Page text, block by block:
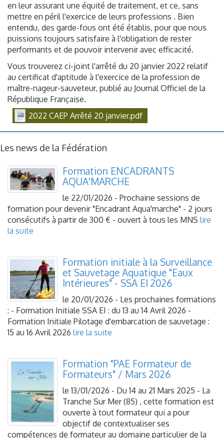
en leur assurant une équité de traitement, et ce, sans
mettre en péril l'exercice de leurs professions . Bien
entendu, des garde-fous ont été établis, pour que nous
puissions toujours satisfaire à l'obligation de rester
performants et de pouvoir intervenir avec efficacité.
Vous trouverez ci-joint l'arrêté du 20 janvier 2022 relatif
au certificat d'aptitude à l'exercice de la profession de
maître-nageur-sauveteur, publié au Journal Officiel de la
République Française.
2022 CAEP Arrêté 20 janvier.pdf
Les news de la Fédération
Formation ENCADRANTS
AQUA'MARCHE
le 22/01/2026 - Prochaine sessions de
formation pour devenir "Encadrant Aqua'marche" - 2 jours
consécutifs à partir de 300 € - ouvert à tous les MNS lire
la suite
Formation initiale à la Surveillance
et Sauvetage Aquatique "Eaux
Intérieures" - SSA EI 2026
le 20/01/2026 - Les prochaines formations
: - Formation Initiale SSA EI : du 13 au 14 Avril 2026 -
Formation Initiale Pilotage d'embarcation de sauvetage :
15 au 16 Avril 2026 lire la suite
Formation "PAE Formateur de
Formateurs" / Mars 2026
le 13/01/2026 - Du 14 au 21 Mars 2025 - La
Tranche Sur Mer (85) , cette formation est
ouverte à tout formateur qui a pour
objectif de contextualiser ses
compétences de formateur au domaine particulier de la